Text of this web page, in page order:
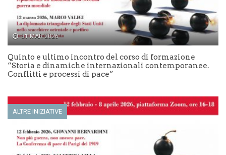
31 MAR 2026
Quinto e ultimo incontro del corso di formazione
“Storia e dinamiche internazionali contemporanee.
Conflitti e processi di pace”
ALTRE INIZIATIVE